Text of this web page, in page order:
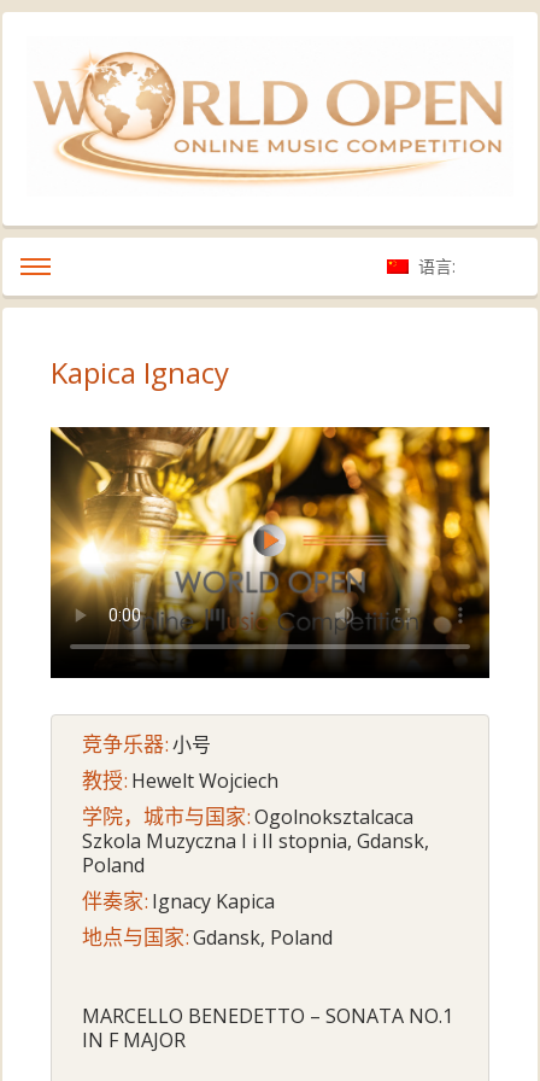
语言:
Kapica Ignacy
竞争乐器:小号
教授: Hewelt Wojciech
学院，城市与国家:Ogolnoksztalcaca
Szkola Muzyczna I i II stopnia, Gdansk,
Poland
伴奏家: Ignacy Kapica
地点与国家:Gdansk, Poland
MARCELLO BENEDETTO – SONATA NO.1
IN F MAJOR